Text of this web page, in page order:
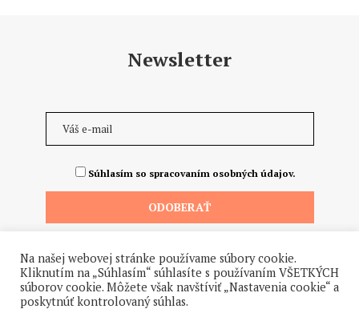
Newsletter
Súhlasím so spracovaním osobných údajov.
Na našej webovej stránke používame súbory cookie.
Kliknutím na „Súhlasím“ súhlasíte s používaním VŠETKÝCH
súborov cookie. Môžete však navštíviť „Nastavenia cookie“ a
poskytnúť kontrolovaný súhlas.